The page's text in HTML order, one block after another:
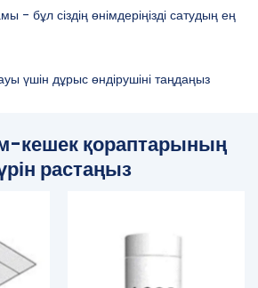
- бұл сіздің өнімдеріңізді сатудың ең
үшін дұрыс өндірушіні таңдаңыз
кешек қораптарының
растаңыз